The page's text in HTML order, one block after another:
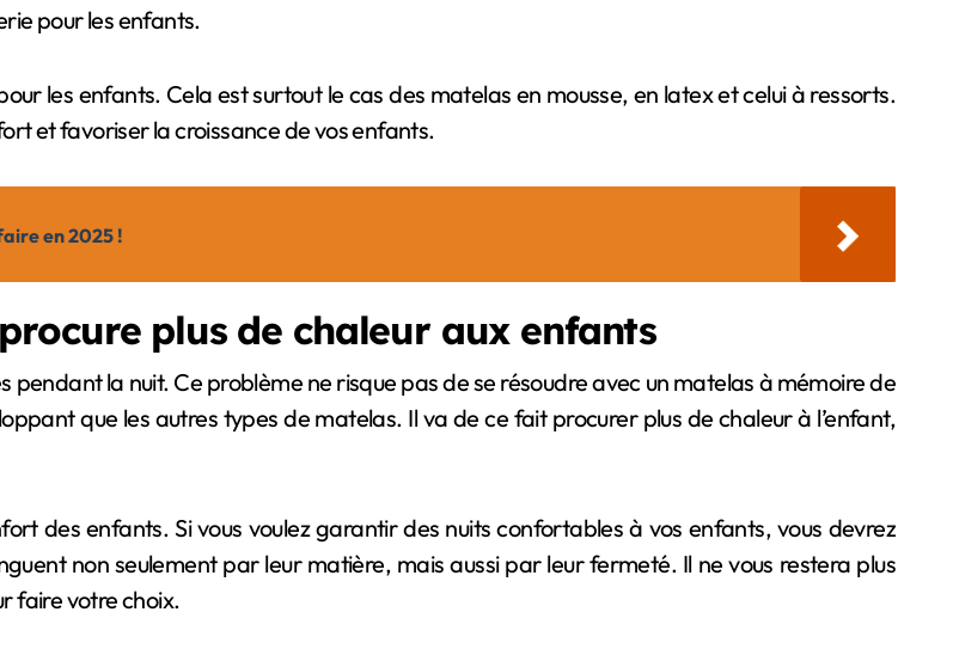
pour les enfants.
les enfants. Cela est surtout le cas des matelas en mousse, en latex et celui à ressorts.
et favoriser la croissance de vos enfants.
en 2025 !
plus de chaleur aux enfants
la nuit. Ce problème ne risque pas de se résoudre avec un matelas à mémoire de
que les autres types de matelas. Il va de ce fait procurer plus de chaleur à l’enfant,
des enfants. Si vous voulez garantir des nuits confortables à vos enfants, vous devrez
non seulement par leur matière, mais aussi par leur fermeté. Il ne vous restera plus
faire votre choix.